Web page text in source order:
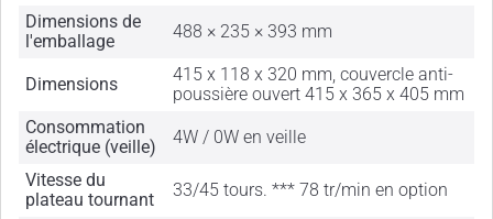
Dimensions de
l'emballage
488 × 235 × 393 mm
Dimensions
415 x 118 x 320 mm, couvercle anti-
poussière ouvert 415 x 365 x 405 mm
Consommation
électrique (veille)
4W / 0W en veille
Vitesse du
plateau tournant
33/45 tours. *** 78 tr/min en option